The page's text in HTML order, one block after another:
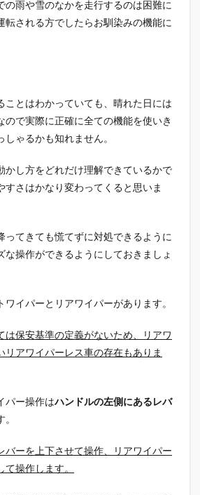
の雨や雪のなかを走行するのは困難に
転される方でしたらお馴染みの機能に
ことはわかっていても、晴れた日には
ので実際に正確に全ての機能を使いき
ゃるかも知れません。
かし方をどれだけ理解できているかで
すさはかなり変わってくると思いま
ってきても慌てずに対処できるように
な操作ができるようにしておきましょ
ワイパーとリアワイパーがあります。
は保安基準の定義がないため、リアワ
リアワイパーレス車の存在もありま
パー操作はハンドルの左側にあるレバ
バーを上下させて操作、リアワイパー
て操作します。